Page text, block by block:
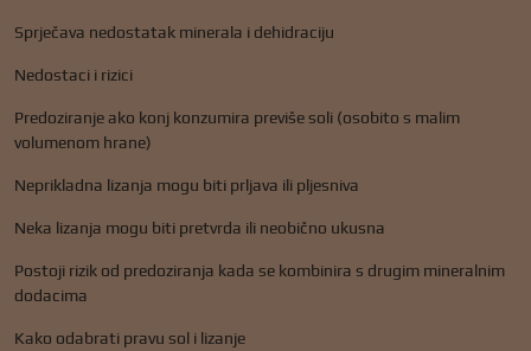
Sprječava nedostatak minerala i dehidraciju
Nedostaci i rizici
Predoziranje ako konj konzumira previše soli (osobito s malim
volumenom hrane)
Neprikladna lizanja mogu biti prljava ili pljesniva
Neka lizanja mogu biti pretvrda ili neobično ukusna
Postoji rizik od predoziranja kada se kombinira s drugim mineralnim
dodacima
Kako odabrati pravu sol i lizanje